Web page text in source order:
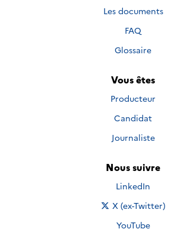
Les documents
FAQ
Glossaire
Vous êtes
Producteur
Candidat
Journaliste
Nous suivre
Nous suivre sur
LinkedIn
Nous suivre sur
X (ex-Twitter)
Nous suivre sur
YouTube